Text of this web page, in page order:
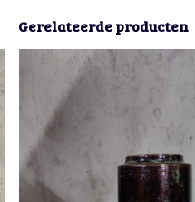
Gerelateerde producten